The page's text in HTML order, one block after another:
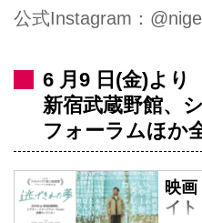
公式Instagram：
6 月9 日(金)より
新宿武蔵野館、
フォーラムほか
映画
イト